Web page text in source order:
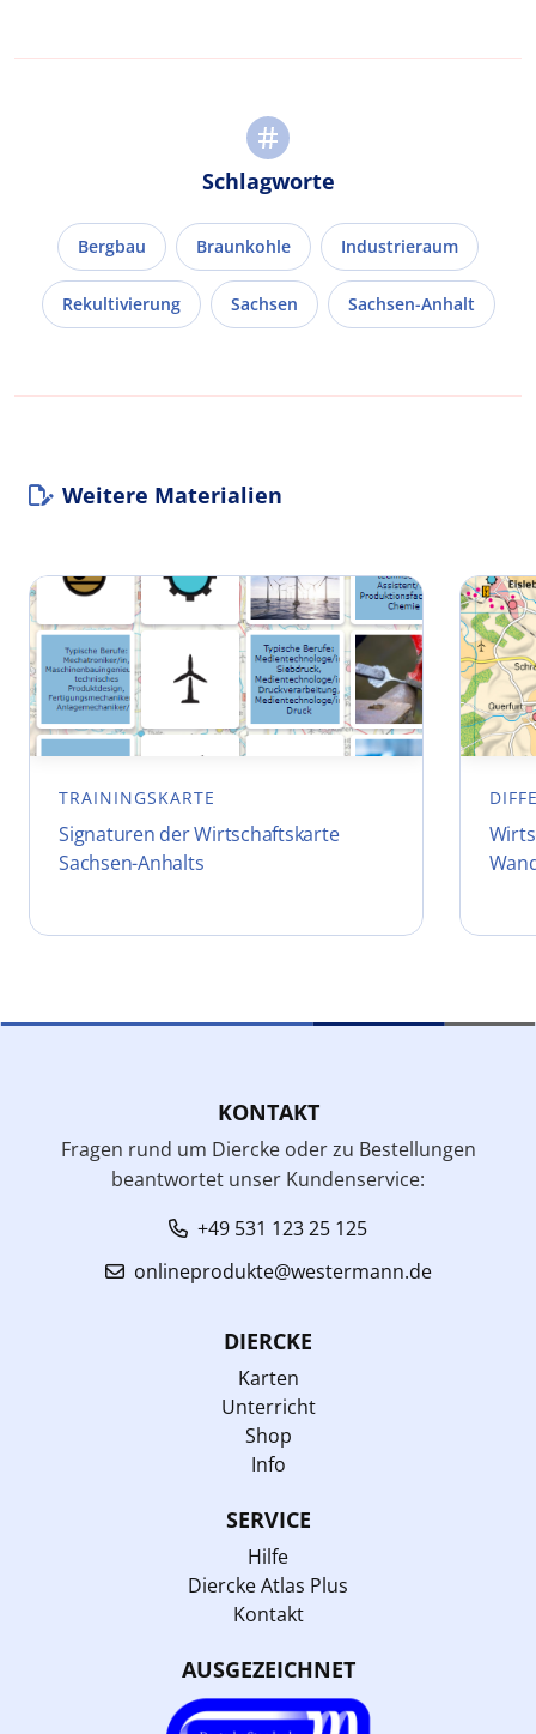
Schlagworte
Bergbau Braunkohle Industrieraum
Rekultivierung Sachsen Sachsen-Anhalt
Weitere Materialien
TRAININGSKARTE
Signaturen der Wirtschaftskarte
Sachsen-Anhalts
KONTAKT
Fragen rund um Diercke oder zu Bestellungen
beantwortet unser Kundenservice:
+49 531 123 25 125
onlineprodukte@westermann.de
DIERCKE
Karten
Unterricht
Shop
Info
SERVICE
Hilfe
Diercke Atlas Plus
Kontakt
AUSGEZEICHNET